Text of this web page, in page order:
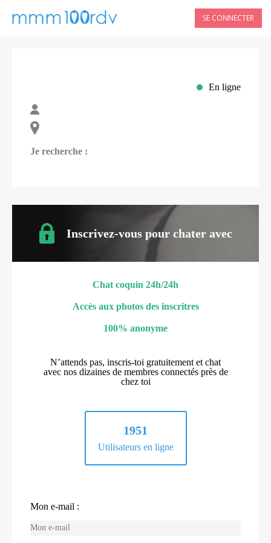
SE CONNECTER
En ligne
Je recherche :
Inscrivez-vous pour chater avec
Chat coquin 24h/24h
Accès aux photos des inscritres
100% anonyme
N’attends pas, inscris-toi gratuitement et chat
avec nos dizaines de membres connectés près de
chez toi
1951
Utilisateurs en ligne
Mon e-mail :